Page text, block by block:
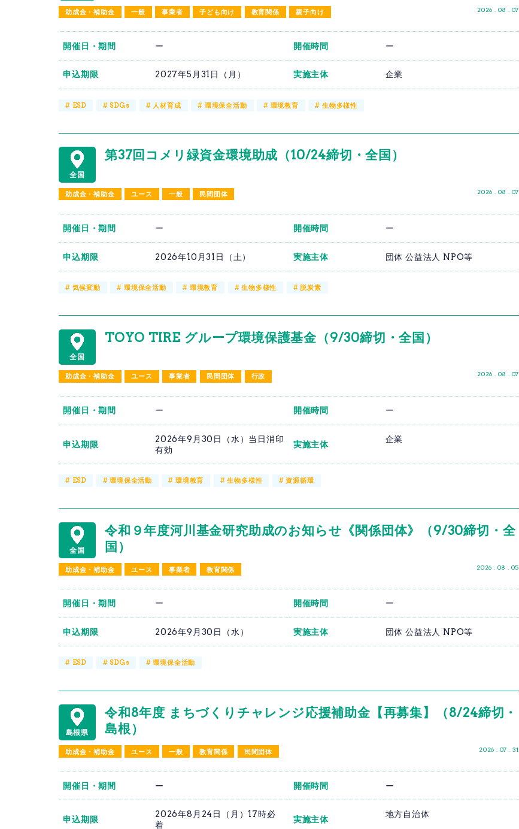
助成金・補助金 一般 事業者 子ども向け 教育関係 親子向け 2026 . 08 . 07
開催日・期間 ー 開催時間 ー
申込期限 2027年5月31日（月） 実施主体 企業
# ESD #SDGs # 人材育成 # 環境保全活動 # 環境教育 # 生物多様性
全国
第37回コメリ緑資金環境助成（10/24締切・全国）
助成金・補助金 ユース 一般 民間団体 2026 . 08 . 07
開催日・期間 ー 開催時間 ー
申込期限 2026年10月31日（土） 実施主体 団体 公益法人 NPO等
# 気候変動 # 環境保全活動 # 環境教育 #生物多様性 #脱炭素
全国
TOYO TIRE グループ環境保護基金（9/30締切・全国）
助成金・補助金 ユース 事業者 民間団体 行政 2026 . 08 . 07
開催日・期間 ー 開催時間 ー
申込期限
2026年9月30日（水）当日消印
有効
実施主体 企業
# ESD #環境保全活動 #環境教育 #生物多様性 #資源循環
全国
令和９年度河川基金研究助成のお知らせ《関係団体》（9/30締切・全
国）
助成金・補助金 ユース 事業者 教育関係 2026 . 08 . 05
開催日・期間 ー 開催時間 ー
申込期限 2026年9月30日（水） 実施主体 団体 公益法人 NPO等
# ESD #SDGs #環境保全活動
島根県
令和8年度 まちづくりチャレンジ応援補助金【再募集】（8/24締切・
島根）
助成金・補助金 ユース 一般 教育関係 民間団体 2026 . 07 . 31
開催日・期間 ー 開催時間 ー
申込期限
2026年8月24日（月）17時必
着
実施主体 地方自治体